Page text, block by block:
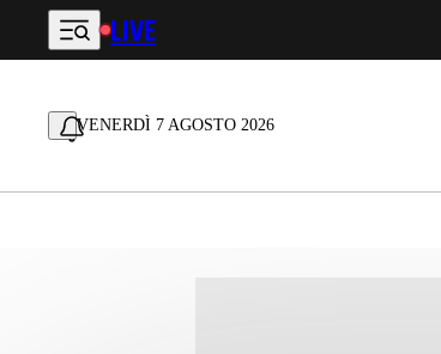
Vai al contenuto principale
LIVE
VENERDÌ 7 AGOSTO 2026